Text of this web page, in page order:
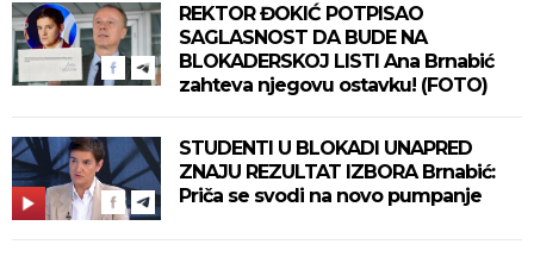
REKTOR ĐOKIĆ POTPISAO
SAGLASNOST DA BUDE NA
BLOKADERSKOJ LISTI Ana Brnabić
zahteva njegovu ostavku! (FOTO)
STUDENTI U BLOKADI UNAPRED
ZNAJU REZULTAT IZBORA Brnabić:
Priča se svodi na novo pumpanje